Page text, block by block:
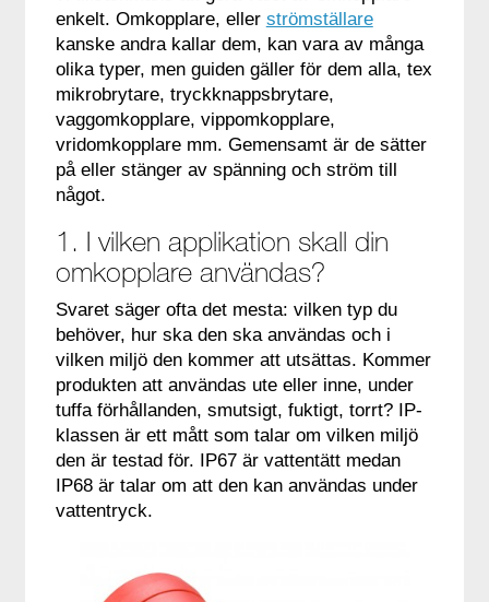
enkelt. Omkopplare, eller strömställare
kanske andra kallar dem, kan vara av många
olika typer, men guiden gäller för dem alla, tex
mikrobrytare, tryckknappsbrytare,
vaggomkopplare, vippomkopplare,
vridomkopplare mm. Gemensamt är de sätter
på eller stänger av spänning och ström till
något.
1. I vilken applikation skall din
omkopplare användas?
Svaret säger ofta det mesta: vilken typ du
behöver, hur ska den ska användas och i
vilken miljö den kommer att utsättas. Kommer
produkten att användas ute eller inne, under
tuffa förhållanden, smutsigt, fuktigt, torrt? IP-
klassen är ett mått som talar om vilken miljö
den är testad för. IP67 är vattentätt medan
IP68 är talar om att den kan användas under
vattentryck.